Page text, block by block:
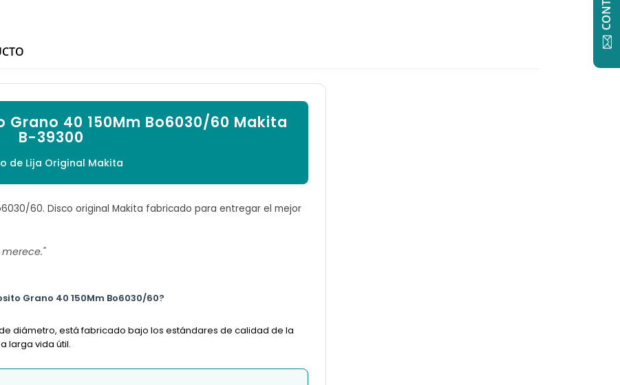
40 150Mm Bo6030/60 Makita
B-39300
de Lija Original Makita
60. Disco original Makita fabricado para entregar el mejor
Grano 40 150Mm Bo6030/60?
diámetro, está fabricado bajo los estándares de calidad de la
larga vida útil.